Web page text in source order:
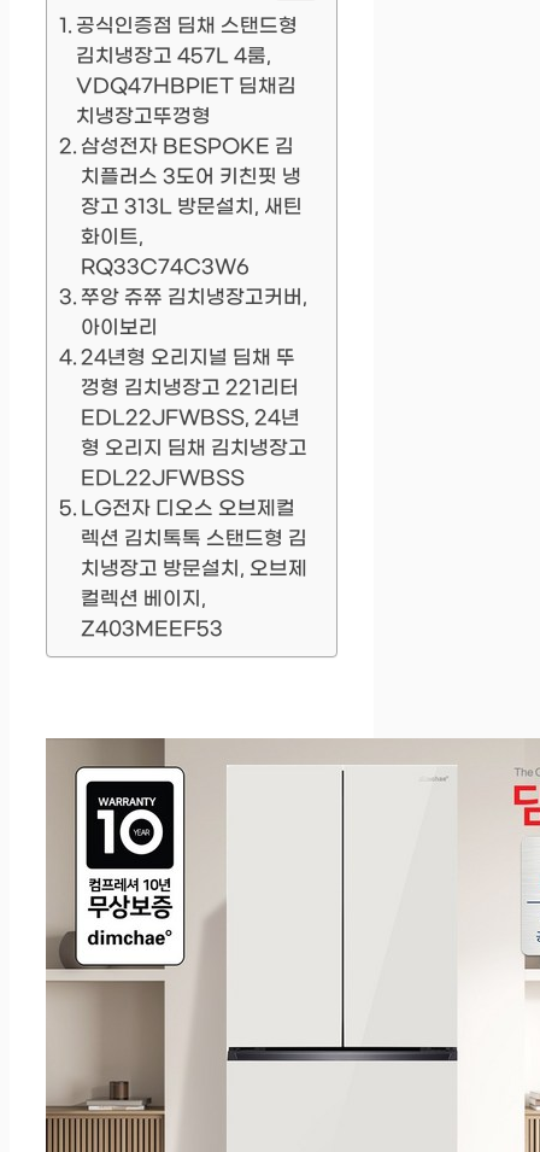
공식인증점 딤채 스탠드형
김치냉장고 457L 4룸,
VDQ47HBPIET 딤채김
치냉장고뚜껑형
삼성전자 BESPOKE 김
치플러스 3도어 키친핏 냉
장고 313L 방문설치, 새틴
화이트,
RQ33C74C3W6
쭈앙 쥬쮸 김치냉장고커버,
아이보리
24년형 오리지널 딤채 뚜
껑형 김치냉장고 221리터
EDL22JFWBSS, 24년
형 오리지 딤채 김치냉장고
EDL22JFWBSS
LG전자 디오스 오브제컬
렉션 김치톡톡 스탠드형 김
치냉장고 방문설치, 오브제
컬렉션 베이지,
Z403MEEF53